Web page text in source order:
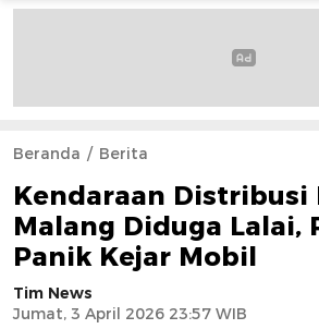
Beranda Berita
Kendaraan Distribusi
Malang Diduga Lalai,
Panik Kejar Mobil
Tim News
Jumat, 3 April 2026 23:57 WIB